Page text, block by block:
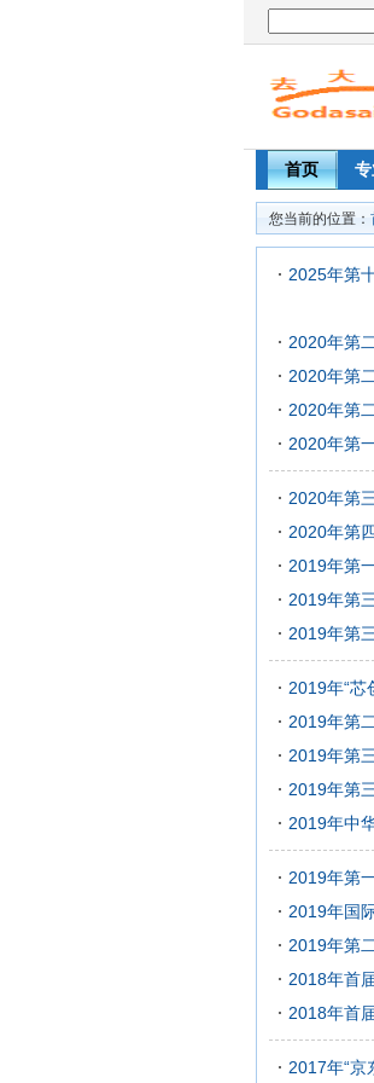
首页
您当前的位置：
2025年第
2020年第
2020年第
2020年第
2020年第
2020年第
2020年第
2019年第
2019年第
2019年第
2019年“芯
2019年第
2019年第
2019年第
2019年中
2019年第
2019年国
2019年第
2018年首
2018年首
2017年“京